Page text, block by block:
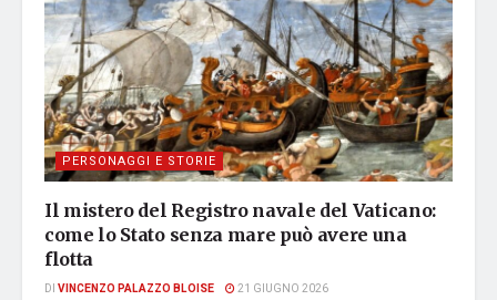
PERSONAGGI E STORIE
Il mistero del Registro navale del Vaticano:
come lo Stato senza mare può avere una
flotta
DI VINCENZO PALAZZO BLOISE 21 GIUGNO 2026